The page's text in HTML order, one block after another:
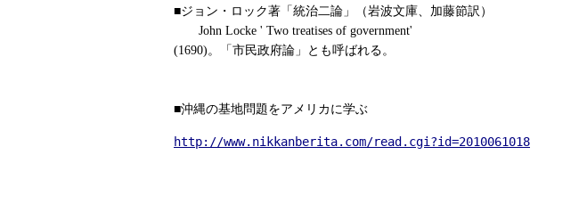
■ジョン・ロック著「統治二論」（岩波文庫、加藤節訳）
John Locke ' Two treatises of government'
(1690)。「市民政府論」とも呼ばれる。
■沖縄の基地問題をアメリカに学ぶ
http://www.nikkanberita.com/read.cgi?id=201006101829384